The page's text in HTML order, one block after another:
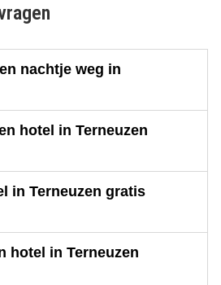
nachtje weg in
hotel in Terneuzen
in Terneuzen gratis
hotel in Terneuzen